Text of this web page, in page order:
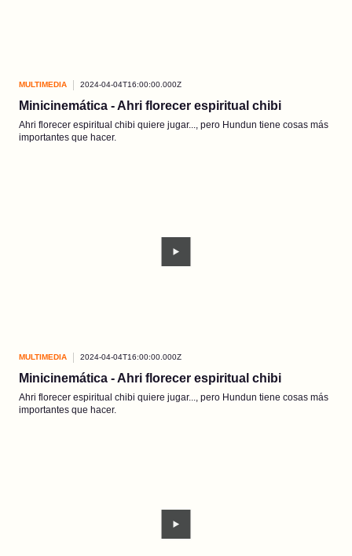
MULTIMEDIA 2024-04-04T16:00:00.000Z
Minicinemática - Ahri florecer espiritual chibi
Ahri florecer espiritual chibi quiere jugar..., pero Hundun tiene cosas más
importantes que hacer.
MULTIMEDIA 2024-04-04T16:00:00.000Z
Minicinemática - Ahri florecer espiritual chibi
Ahri florecer espiritual chibi quiere jugar..., pero Hundun tiene cosas más
importantes que hacer.